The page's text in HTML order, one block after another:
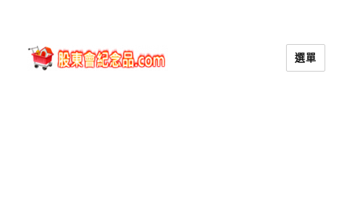
選單